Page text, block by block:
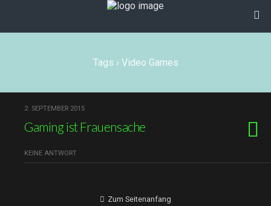
Tags › Video Games
2. SEPTEMBER 2015
Gaming ist Frauensache
KEINE ANTWORT
Zum Seitenanfang